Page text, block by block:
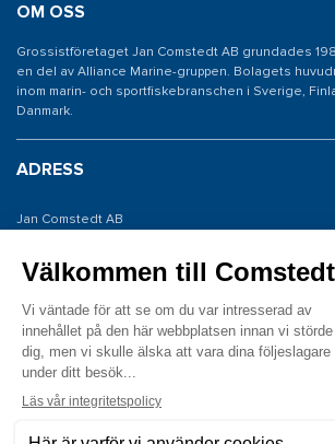
OM OSS
Grossistföretaget Jan Comstedt AB grundades
en del av Alliance Marine-gruppen. Bolagets
inom marin- och sportfiskebranschen i Sverige,
Danmark.
ADRESS
Jan Comstedt AB
426 53 Västra Frölunda
KONTAKTA OSS